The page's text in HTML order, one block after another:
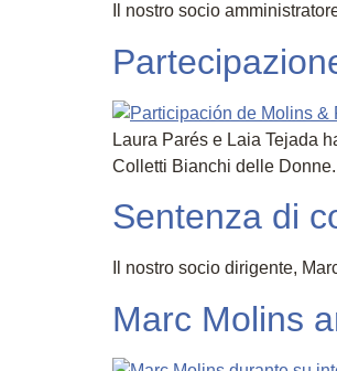
Il nostro socio
Laura Parés e Laia Tejada
Colletti Bianchi delle Donne.
Sentenza di
Il nostro socio dirigente,
Marc Molins